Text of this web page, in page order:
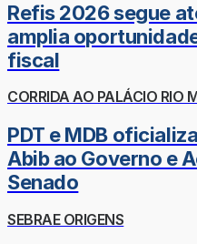
Refis 2026 segue
amplia
fiscal
CORRIDA AO PALÁCIO RIO
PDT e MDB
Abib ao Governo e
Senado
SEBRAE ORIGENS